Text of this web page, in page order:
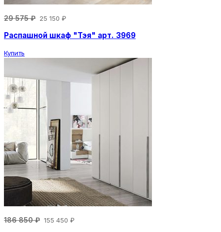
29 575 ₽ 25 150 ₽
Распашной шкаф "Тэя" арт. 3969
Купить
186 850 ₽ 155 450 ₽